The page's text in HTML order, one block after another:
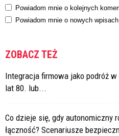
Powiadom mnie o kolejnych
Powiadom mnie o nowych
ZOBACZ TEŻ
Integracja firmowa jako podróż
lat 80. lub...
Co dzieje się, gdy autonomiczny
łączność? Scenariusze